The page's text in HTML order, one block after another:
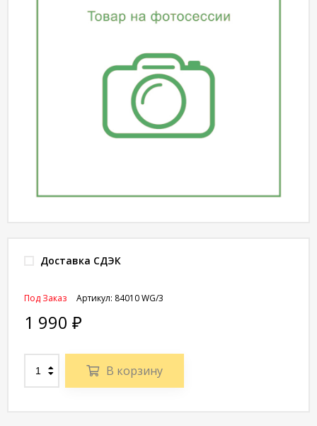
конфиденциальности
Доставка СДЭК
Артикул: 84010 WG/3
Под Заказ
1 990 ₽
В корзину